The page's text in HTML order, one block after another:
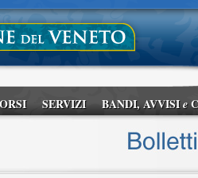
SERVIZI BANDI, AVVISIe